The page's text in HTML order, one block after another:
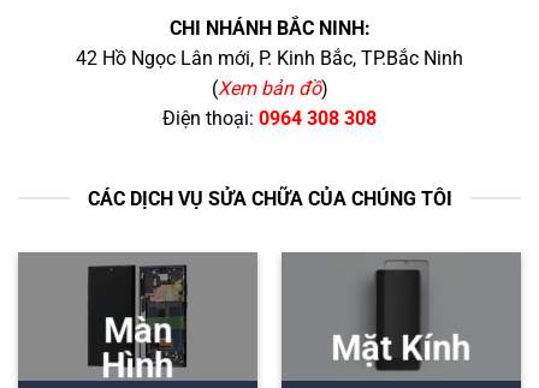
CHI NHÁNH BẮC NINH:
42 Hồ Ngọc Lân mới, P. Kinh Bắc, TP.Bắc Ninh
(Xem bản đồ)
Điện thoại: 0964 308 308
CÁC DỊCH VỤ SỬA CHỮA CỦA CHÚNG TÔI
Màn
Hình
Mặt Kính